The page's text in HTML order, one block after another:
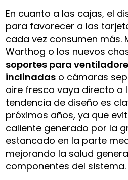
En cuanto a las cajas, el
para favorecer a las
cada vez consumen más.
Warthog o los nuevos
soportes para
inclinadas o cámaras
aire fresco vaya directo a
tendencia de diseño es
próximos años, ya que
caliente generado por la
estancado en la parte
mejorando la salud
componentes del sistema.